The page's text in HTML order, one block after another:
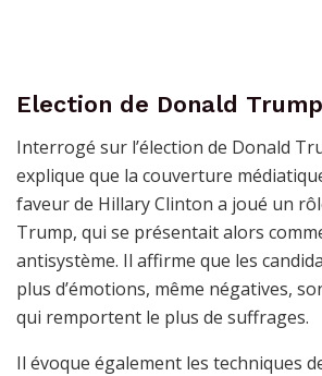
Election de Donald Trump
Interrogé sur l’élection de Donald
explique que la couverture
faveur de Hillary Clinton a joué un
Trump, qui se présentait alors
antisystème. Il affirme que les
plus d’émotions, même négatives,
qui remportent le plus de suffrages.
Il évoque également les techniques